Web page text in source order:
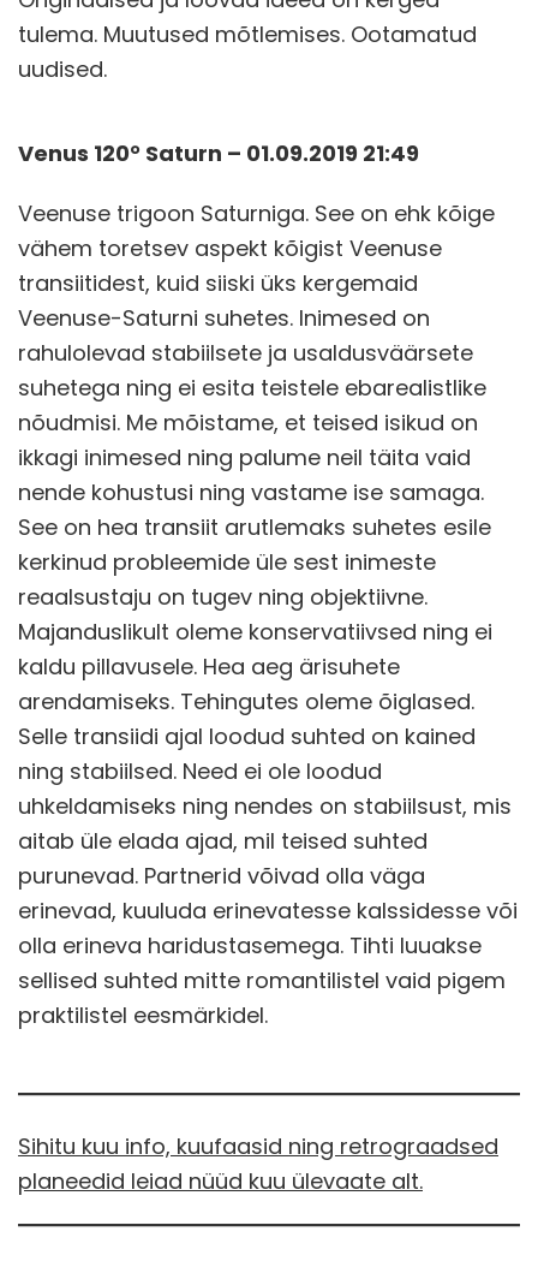
tulema. Muutused mõtlemises. Ootamatud
uudised.
Venus 120° Saturn – 01.09.2019 21:49
Veenuse trigoon Saturniga. See on ehk kõige
vähem toretsev aspekt kõigist Veenuse
transiitidest, kuid siiski üks kergemaid
Veenuse-Saturni suhetes. Inimesed on
rahulolevad stabiilsete ja usaldusväärsete
suhetega ning ei esita teistele ebarealistlike
nõudmisi. Me mõistame, et teised isikud on
ikkagi inimesed ning palume neil täita vaid
nende kohustusi ning vastame ise samaga.
See on hea transiit arutlemaks suhetes esile
kerkinud probleemide üle sest inimeste
reaalsustaju on tugev ning objektiivne.
Majanduslikult oleme konservatiivsed ning ei
kaldu pillavusele. Hea aeg ärisuhete
arendamiseks. Tehingutes oleme õiglased.
Selle transiidi ajal loodud suhted on kained
ning stabiilsed. Need ei ole loodud
uhkeldamiseks ning nendes on stabiilsust, mis
aitab üle elada ajad, mil teised suhted
purunevad. Partnerid võivad olla väga
erinevad, kuuluda erinevatesse kalssidesse või
olla erineva haridustasemega. Tihti luuakse
sellised suhted mitte romantilistel vaid pigem
praktilistel eesmärkidel.
Sihitu kuu info, kuufaasid ning retrograadsed
planeedid leiad nüüd kuu ülevaate alt.